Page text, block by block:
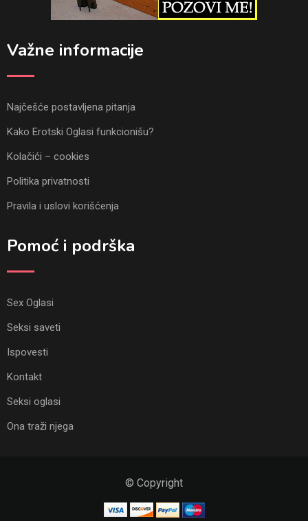
Važne informacije
Najčešće postavljena pitanja
Kako Erotski Oglasi funkcionišu?
Kolačići – cookies
Politika privatnosti
Pravila i uslovi korišćenja
Pomoć i podrška
Sex Oglasi
Seksi saveti
Ispovesti
Kontakt
Seksi oglasi
Ona traži njega
© Copyright